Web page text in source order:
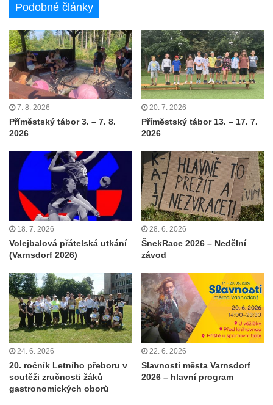
Podobné články
7. 8. 2026
Příměstský tábor 3. – 7. 8.
2026
20. 7. 2026
Příměstský tábor 13. – 17. 7.
2026
18. 7. 2026
Volejbalová přátelská utkání
(Varnsdorf 2026)
28. 6. 2026
ŠnekRace 2026 – Nedělní
závod
24. 6. 2026
20. ročník Letního přeboru v
soutěži zručnosti žáků
gastronomických oborů
22. 6. 2026
Slavnosti města Varnsdorf
2026 – hlavní program